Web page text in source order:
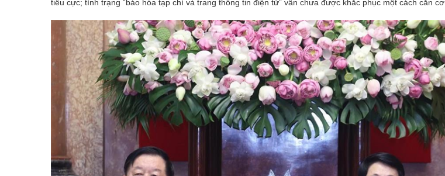
tiêu cực; tình trạng “báo hóa tạp chí và trang thông tin điện tử” vẫn chưa được khắc phục một cách căn cơ.